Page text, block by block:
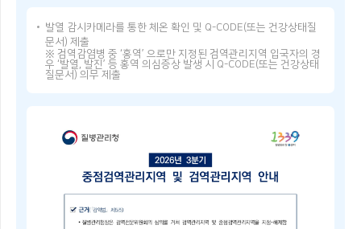
발열 감시카메라를 통한 체온 확인 및 Q-CODE(또는 건강상태질
문서) 제출
※ 검역감염병 중 ‘홍역’ 으로만 지정된 검역관리지역 입국자의 경
우 ‘발열, 발진’ 등 홍역 의심증상 발생 시 Q-CODE(또는 건강상태
질문서) 의무 제출